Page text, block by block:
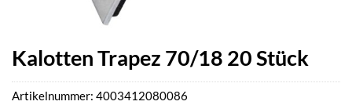
Kalotten Trapez 70/18 20 Stück
Artikelnummer: 4003412080086